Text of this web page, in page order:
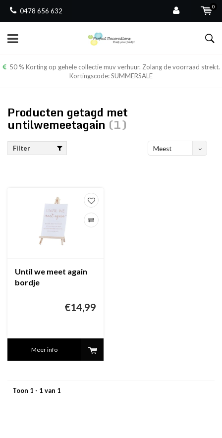
0478 656 632
0
50 % Korting op gehele collectie muv verhuur. Zolang de voorraad strekt.
Kortingscode: SUMMERSALE
Producten getagd met
untilwemeetagain (1)
Filter
Meest
Until we meet again
bordje
€14,99
Meer info
Toon 1 - 1 van 1